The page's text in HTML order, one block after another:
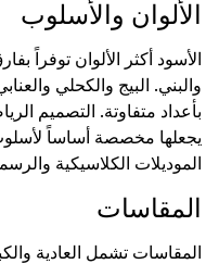
الألوان والأسلوب
الأسود أكثر الألوان توفراً
والبني. البيج والكحلي
بأعداد متفاوتة. التصميم
يجعلها مخصصة أساساً
الموديلات الكلاسيكية
المقاسات
المقاسات تشمل العادية